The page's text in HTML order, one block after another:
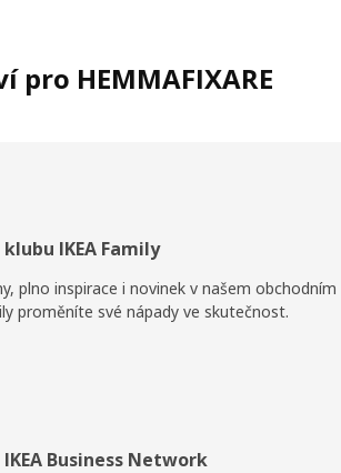
pro HEMMAFIXARE
IKEA Family
plno inspirace i novinek v našem obchodním
proměníte své nápady ve skutečnost.
Business Network